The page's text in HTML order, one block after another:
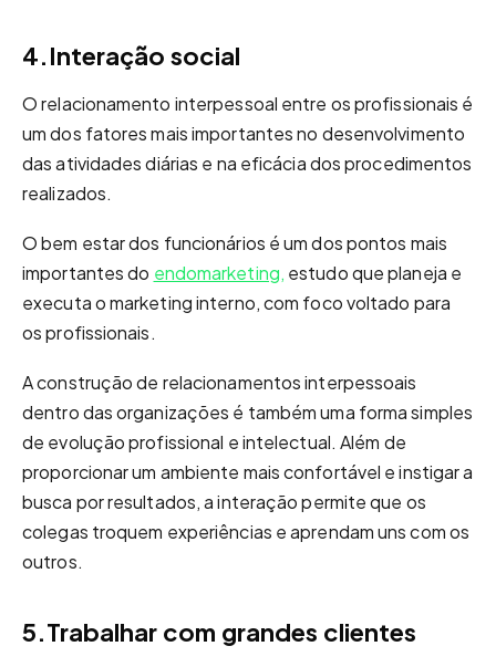
4.Interação social
O relacionamento interpessoal entre os profissionais é
um dos fatores mais importantes no desenvolvimento
das atividades diárias e na eficácia dos procedimentos
realizados.
O bem estar dos funcionários é um dos pontos mais
importantes do endomarketing, estudo que planeja e
executa o marketing interno, com foco voltado para
os profissionais.
A construção de relacionamentos interpessoais
dentro das organizações é também uma forma simples
de evolução profissional e intelectual. Além de
proporcionar um ambiente mais confortável e instigar a
busca por resultados, a interação permite que os
colegas troquem experiências e aprendam uns com os
outros.
5.Trabalhar com grandes clientes